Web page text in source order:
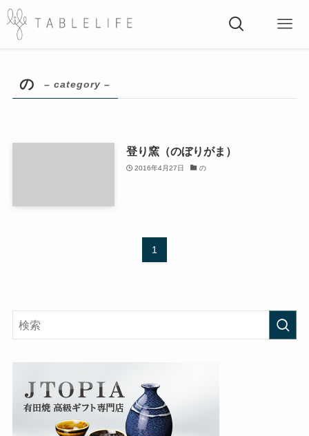
の – category –
登り窯（のぼりがま）
2016年4月27日 の
1